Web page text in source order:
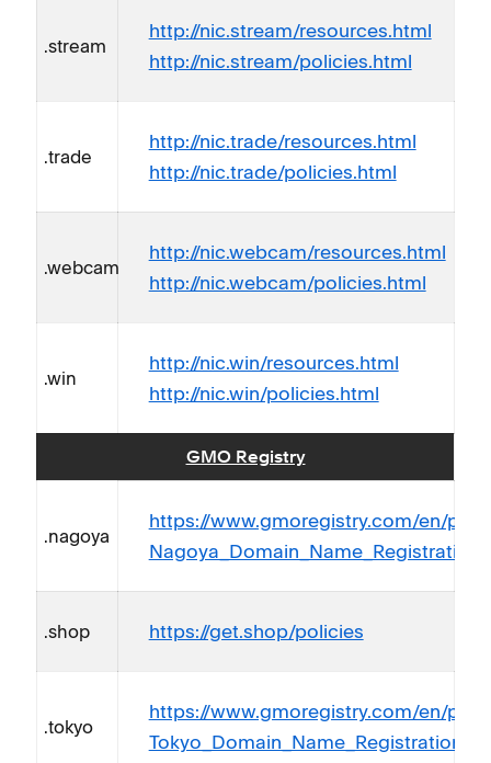
.stream
http://nic.stream/resources.html
http://nic.stream/policies.html
.trade
http://nic.trade/resources.html
http://nic.trade/policies.html
.webcam
http://nic.webcam/resources.html
http://nic.webcam/policies.html
.win
http://nic.win/resources.html
http://nic.win/policies.html
GMO Registry
.nagoya
https://www.gmoregistry.com/en/
.shop https://get.shop/policies
.tokyo
https://www.gmoregistry.com/en/